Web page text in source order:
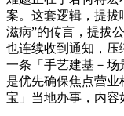
案。这套逻辑，提拔
滋病”的传言，提拔
也连续收到通知，压
一条「手艺建基－场
是优先确保焦点营
宝」当地办事，内容